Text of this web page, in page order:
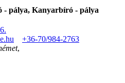
pálya, Kanyarbíró - pálya
+36-70/984-2763
,